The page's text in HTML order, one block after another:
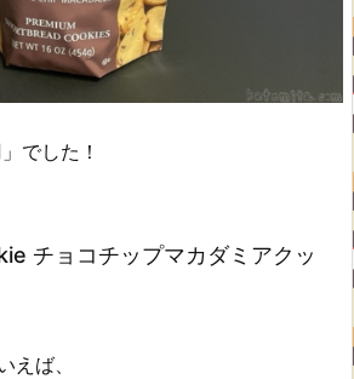
でした！
チョコチップマカダミアクッ
えば、